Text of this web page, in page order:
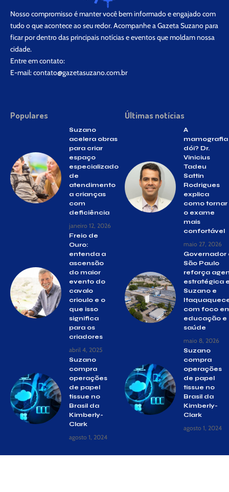
Nosso compromisso é manter você bem informado e engajado com
tudo o que acontece ao seu redor. Acompanhe a Gazeta Suzano para
ficar por dentro das principais notícias e eventos que moldam nossa
cidade.
Entre em contato:
E-mail:contato@gazetasuzano.com.br
Populares
Suzano
acelera obras
para criar
espaço
especializado
de
atendimento
a crianças
com
deficiência
janeiro 12, 2026
Freio de
Ouro:
entenda a
ascensão
do maior
evento do
cavalo
crioulo e o
que isso
significa
para os
criadores
abril 4, 2025
Suzano
compra
operações
de papel
tissue no
Brasil da
Kimberly-
Clark
agosto 1, 2024
Últimas notícias
A
mamografia
dói? Dr.
Vinicius
Tadeu
Sattin
Rodrigues
explica
como tornar
o exame
mais
confortável
maio 27, 2026
Governador
São Paulo
reforça
estratégica
Suzano e
com foco
educação e
saúde
maio 8, 2026
Suzano
compra
operações
de papel
tissue no
Brasil da
Kimberly-
Clark
agosto 1, 2024